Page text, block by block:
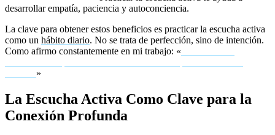
desarrollar empatía, paciencia y autoconciencia.
La clave para obtener estos beneficios es practicar la escucha activa
como un hábito diario. No se trata de perfección, sino de intención.
Como afirmo constantemente en mi trabajo: «
»
La Escucha Activa Como Clave para la
Conexión Profunda